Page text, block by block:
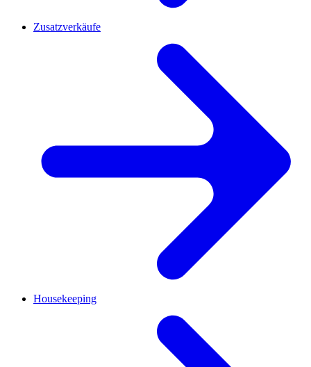
Zusatzverkäufe
Housekeeping